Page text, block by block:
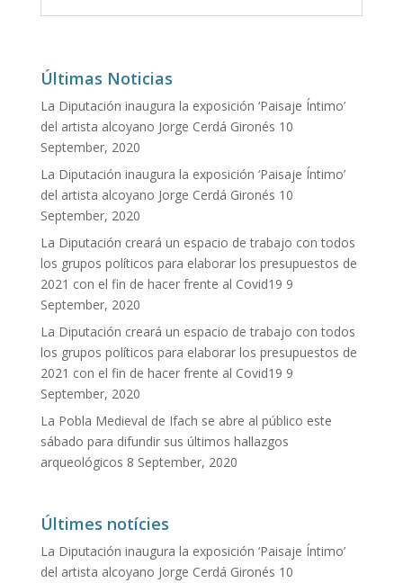
Últimas Noticias
La Diputación inaugura la exposición ‘Paisaje Íntimo’
del artista alcoyano Jorge Cerdá Gironés 10
September, 2020
La Diputación inaugura la exposición ‘Paisaje Íntimo’
del artista alcoyano Jorge Cerdá Gironés 10
September, 2020
La Diputación creará un espacio de trabajo con todos
los grupos políticos para elaborar los presupuestos de
2021 con el fin de hacer frente al Covid19 9
September, 2020
La Diputación creará un espacio de trabajo con todos
los grupos políticos para elaborar los presupuestos de
2021 con el fin de hacer frente al Covid19 9
September, 2020
La Pobla Medieval de Ifach se abre al público este
sábado para difundir sus últimos hallazgos
arqueológicos 8 September, 2020
Últimes notícies
La Diputación inaugura la exposición ‘Paisaje Íntimo’
del artista alcoyano Jorge Cerdá Gironés 10